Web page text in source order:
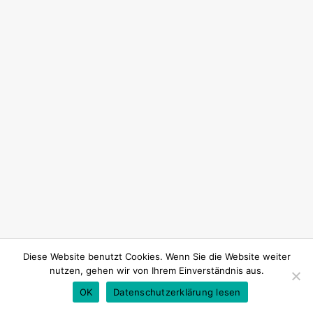
Diese Website benutzt Cookies. Wenn Sie die Website weiter
nutzen, gehen wir von Ihrem Einverständnis aus.
OK
Datenschutzerklärung lesen